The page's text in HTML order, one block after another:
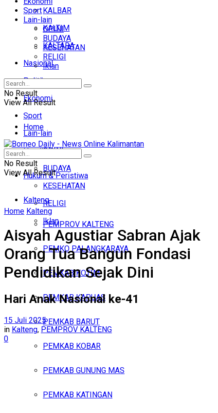
KALBAR
KALTIM
KALTARA
Nasional
Politik
Ekonomi
Sport
Lain-lain
OPINI
BUDAYA
KESEHATAN
RELIGI
Iklan
Minggu, Agustus 9, 2026
Sport
Lain-lain
OPINI
BUDAYA
KESEHATAN
RELIGI
Iklan
No Result
View All Result
Home
Headline
Hukum & Peristiwa
Kalteng
PEMPROV KALTENG
PEMKO PALANGKARAYA
PEMKAB KOTIM
PEMKAB KAPUAS
PEMKAB BARUT
PEMKAB KOBAR
PEMKAB GUNUNG MAS
PEMKAB KATINGAN
No Result
View All Result
Home Kalteng
Aisyah Agustiar Sabran Ajak
Orang Tua Bangun Fondasi
Pendidikan Sejak Dini
Hari Anak Nasional ke-41
15 Juli 2025
in Kalteng, PEMPROV KALTENG
0